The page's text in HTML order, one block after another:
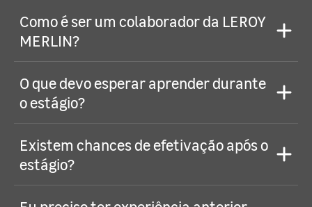
Como é ser um colaborador da LEROY
MERLIN?
O que devo esperar aprender durante
o estágio?
Existem chances de efetivação após o
estágio?